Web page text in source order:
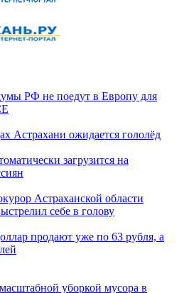
РФ не поедут в Европу для
Астрахани ожидается гололёд
загрузится на
Астраханской области
себе в голову
продают уже по 63 рубля, а
уборкой мусора в